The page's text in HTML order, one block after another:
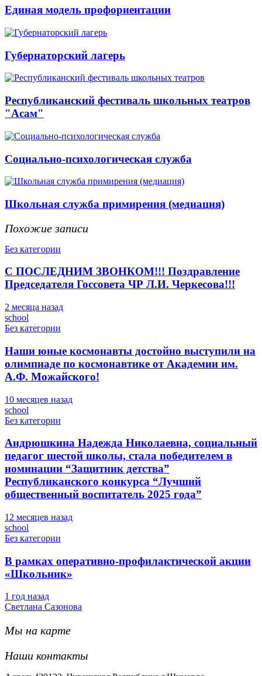
Единая модель профориентации
Губернаторский лагерь
Республиканский фестиваль школьных театров
"Асам"
Социально-психологическая служба
Школьная служба примирения (медиация)
Похожие записи
Без категории
С ПОСЛЕДНИМ ЗВОНКОМ!!! Поздравление
Председателя Госсовета ЧР Л.И. Черкесова!!!
2 месяца назад
school
Без категории
Наши юные космонавты достойно выступили на
олимпиаде по космонавтике от Академии им.
А.Ф. Можайского!
10 месяцев назад
school
Без категории
Андрюшкина Надежда Николаевна, социальный
педагог шестой школы, стала победителем в
номинации “Защитник детства”
Республиканского конкурса “Лучший
общественный воспитатель 2025 года”
12 месяцев назад
school
Без категории
В рамках оперативно-профилактической акции
«Школьник»
1 год назад
Светлана Сазонова
Мы на карте
Наши контакты